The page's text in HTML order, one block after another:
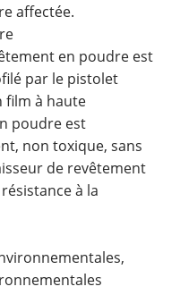
affectée.
en poudre est
par le pistolet
film à haute
poudre est
non toxique, sans
de revêtement
à la